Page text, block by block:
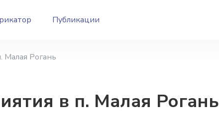
Публикации
Малая Рогань
в п. Малая Рогань